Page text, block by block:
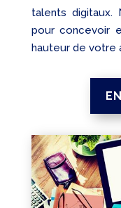
talents digitaux.
pour concevoir
hauteur de votre